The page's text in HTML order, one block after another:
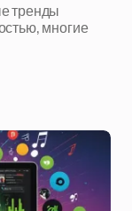
тренды
многие